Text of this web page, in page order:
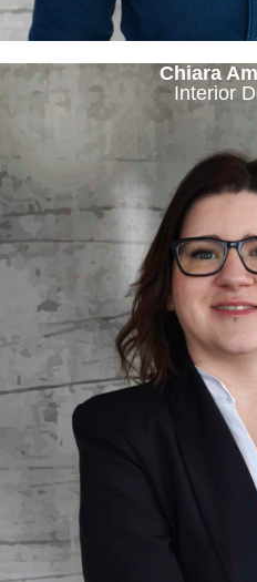
Chiara
Interior